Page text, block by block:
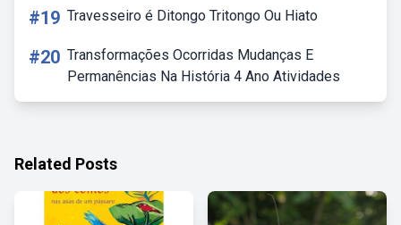
#19 Travesseiro é Ditongo Tritongo Ou Hiato
#20 Transformações Ocorridas Mudanças E
Permanências Na História 4 Ano Atividades
Related Posts